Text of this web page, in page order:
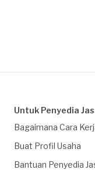
Untuk Penyedia
Bagaimana Cara
Buat Profil Usaha
Bantuan Penyedia